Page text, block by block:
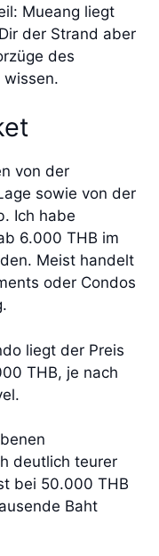
Mueang liegt
der Strand aber
des
von der
sowie von der
Ich habe
6.000 THB im
Meist handelt
oder Condos
liegt der Preis
THB, je nach
deutlich teurer
bei 50.000 THB
Baht